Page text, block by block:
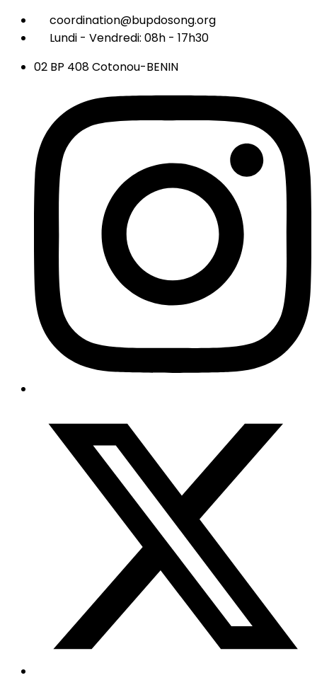
coordination@bupdosong.org
Lundi - Vendredi: 08h - 17h30
02 BP 408 Cotonou-BENIN